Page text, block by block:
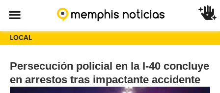
LOCAL
Persecución policial en la I-40 concluye
en arrestos tras impactante accidente